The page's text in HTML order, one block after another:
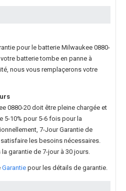
pour le batterie Milwaukee 0880-
batterie tombe en panne à
nous vous remplaçerons votre
0880-20 doit être pleine chargée et
5-10% pour 5-6 fois pour la
7-Jour Garantie de
les besoins nécessaires.
garantie de 7-jour à 30 jours.
Garantie pour les détails de garantie.